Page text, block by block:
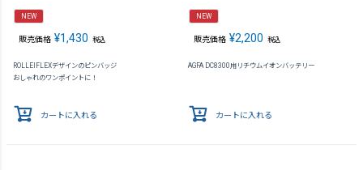
NEW
販売価格 ¥1,430 税込
ROLLEIFLEXデザインのピンバッジ
おしゃれのワンポイントに！
カートに入れる
NEW
販売価格 ¥2,200 税込
AGFA DC8300用リチウムイオンバッテリー
カートに入れる